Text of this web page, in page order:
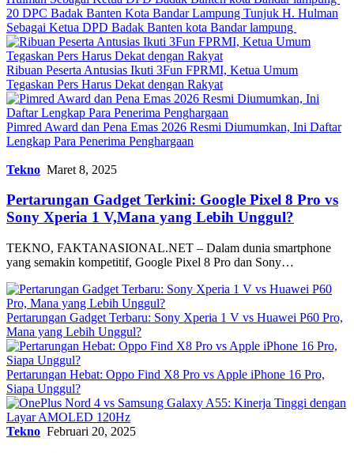
20 DPC Badak Banten Kota Bandar Lampung Tunjuk H. Hulman
Sebagai Ketua DPD Badak Banten kota Bandar lampung
Ribuan Peserta Antusias Ikuti 3Fun FPRMI, Ketua Umum
Tegaskan Pers Harus Dekat dengan Rakyat
Pimred Award dan Pena Emas 2026 Resmi Diumumkan, Ini Daftar
Lengkap Para Penerima Penghargaan
Tekno Maret 8, 2025
Pertarungan Gadget Terkini: Google Pixel 8 Pro vs
Sony Xperia 1 V,Mana yang Lebih Unggul?
TEKNO, FAKTANASIONAL.NET – Dalam dunia smartphone
yang semakin kompetitif, Google Pixel 8 Pro dan Sony…
Pertarungan Gadget Terbaru: Sony Xperia 1 V vs Huawei P60 Pro,
Mana yang Lebih Unggul?
Pertarungan Hebat: Oppo Find X8 Pro vs Apple iPhone 16 Pro,
Siapa Unggul?
Tekno Februari 20, 2025